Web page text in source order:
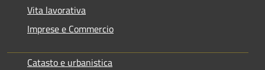
Vita lavorativa
Imprese e Commercio
Catasto e urbanistica